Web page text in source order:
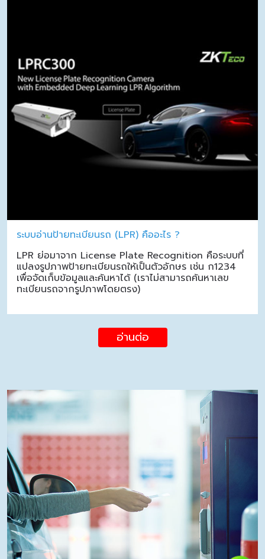
ระบบอ่านป้ายทะเบียนรถ (LPR) คืออะไร ?
LPR ย่อมาจาก License Plate Recognition คือระบบที่
แปลงรูปภาพป้ายทะเบียนรถให้เป็นตัวอักษร เช่น ก1234
เพื่อจัดเก็บข้อมูลและค้นหาได้ (เราไม่สามารถค้นหาเลข
ทะเบียนรถจากรูปภาพโดยตรง)
อ่านต่อ